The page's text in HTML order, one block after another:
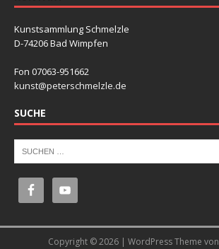
Kunstsammlung Schmelzle
D-74206 Bad Wimpfen
Fon 07063-951662
kunst@peterschmelzle.de
SUCHE
Copyright © 2026 | WordPress Theme von